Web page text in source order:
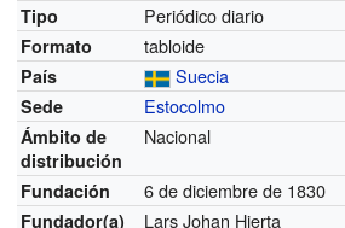
Tipo Periódico diario
Formato tabloide
País Suecia
Sede Estocolmo
Ámbito de
distribución
Nacional
Fundación 6 de diciembre de 1830
Fundador(a) Lars Johan Hierta